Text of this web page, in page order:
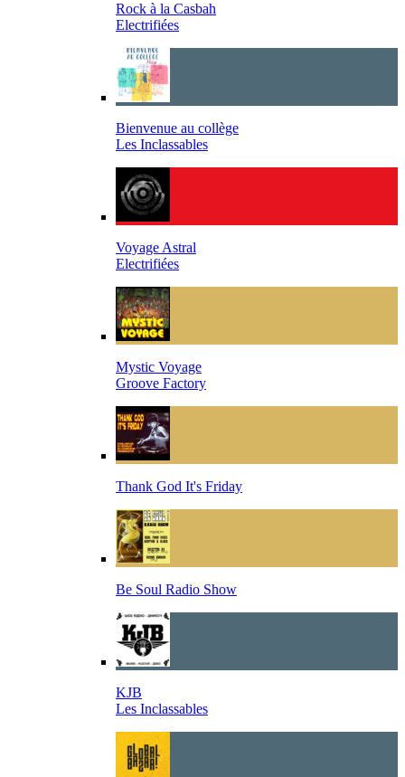
Rock à la Casbah
Electrifiées
Bienvenue au collège
Les Inclassables
Voyage Astral
Electrifiées
Mystic Voyage
Groove Factory
Thank God It's Friday
Be Soul Radio Show
KJB
Les Inclassables